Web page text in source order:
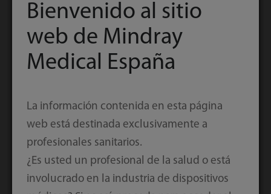
Bienvenido al sitio
web de Mindray
Medical España
La información contenida en esta página
web está destinada exclusivamente a
profesionales sanitarios.
¿Es usted un profesional de la salud o está
involucrado en la industria de dispositivos